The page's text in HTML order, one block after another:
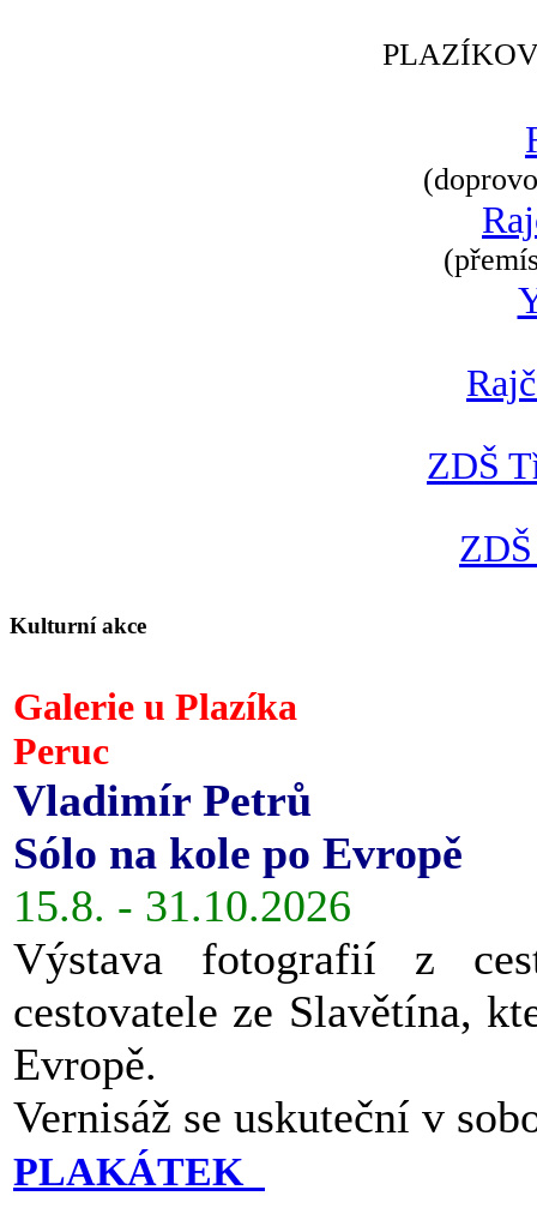
ZDŠ
Kulturní akce
Galerie u Plazíka
Peruc
Vladimír Petrů
Sólo na kole po Evropě
15.8. - 31.10.2026
Výstava fotografií z
cestovatele ze Slavětína,
Evropě.
Vernisáž se uskuteční v
PLAKÁTEK